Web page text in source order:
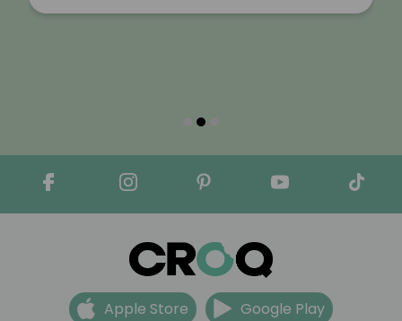
Apple Store Google Play